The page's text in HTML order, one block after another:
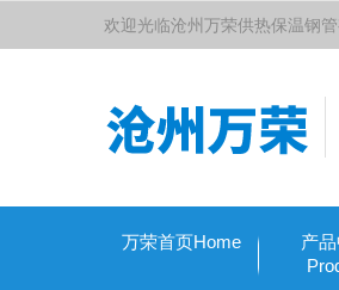
欢迎光临沧州万荣供热保温钢
万荣首页Home
产